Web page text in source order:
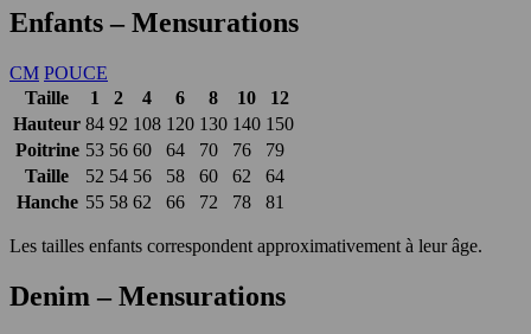
Enfants – Mensurations
CM POUCE
Taille
1 2 4 6 8 10
12
Hauteur 84 92 108 120 130 140 150
Poitrine 53 56 60 64 70 76
79
Taille
52 54 56 58 60 62
64
Hanche 55 58 62 66 72 78 81
Les tailles enfants correspondent approximativement à leur âge.
Denim – Mensurations